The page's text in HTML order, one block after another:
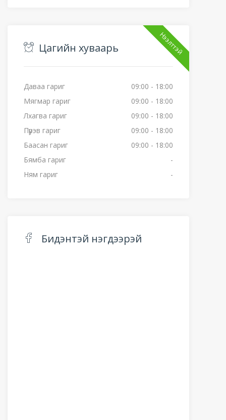
Нээлттэй
Цагийн хуваарь
Даваа гариг
09:00 - 18:00
Мягмар гариг
09:00 - 18:00
Лхагва гариг
09:00 - 18:00
Пүрэв гариг
09:00 - 18:00
Баасан гариг
09:00 - 18:00
Бямба гариг
-
Ням гариг
-
Бидэнтэй нэгдээрэй